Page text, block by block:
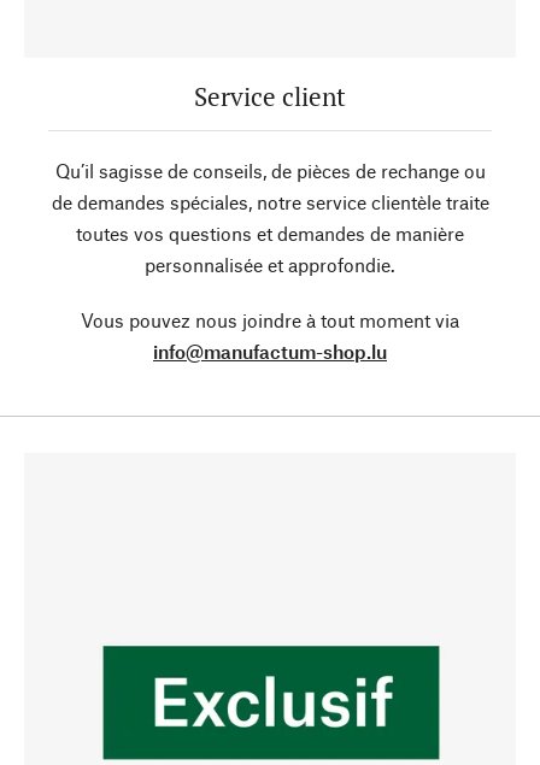
Service client
Qu’il sagisse de conseils, de pièces de rechange ou
de demandes spéciales, notre service clientèle traite
toutes vos questions et demandes de manière
personnalisée et approfondie.
Vous pouvez nous joindre à tout moment via
info@manufactum-shop.lu